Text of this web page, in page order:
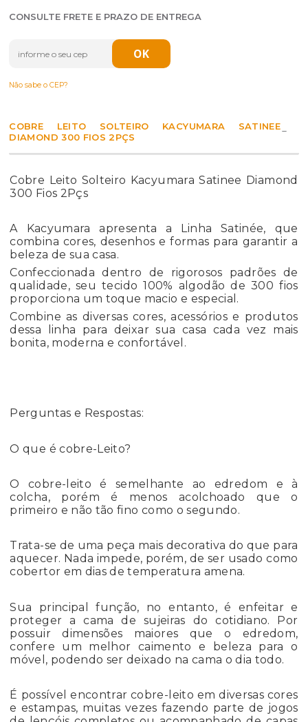
CONSULTE FRETE E PRAZO DE ENTREGA
Não sabe o CEP?
COBRE LEITO SOLTEIRO KACYUMARA SATINEE
DIAMOND 300 FIOS 2PÇS
Cobre Leito Solteiro Kacyumara Satinee Diamond
300 Fios 2Pçs
A Kacyumara apresenta a Linha Satinée, que
combina cores, desenhos e formas para garantir a
beleza de sua casa.
Confeccionada dentro de rigorosos padrões de
qualidade, seu tecido 100% algodão de 300 fios
proporciona um toque macio e especial.
Combine as diversas cores, acessórios e produtos
dessa linha para deixar sua casa cada vez mais
bonita, moderna e confortável.
Perguntas e Respostas:
O que é cobre-Leito?
O cobre-leito é semelhante ao edredom e à
colcha, porém é menos acolchoado que o
primeiro e não tão fino como o segundo.
Trata-se de uma peça mais decorativa do que para
aquecer. Nada impede, porém, de ser usado como
cobertor em dias de temperatura amena.
Sua principal função, no entanto, é enfeitar e
proteger a cama de sujeiras do cotidiano. Por
possuir dimensões maiores que o edredom,
confere um melhor caimento e beleza para o
móvel, podendo ser deixado na cama o dia todo.
É possível encontrar cobre-leito em diversas cores
e estampas, muitas vezes fazendo parte de jogos